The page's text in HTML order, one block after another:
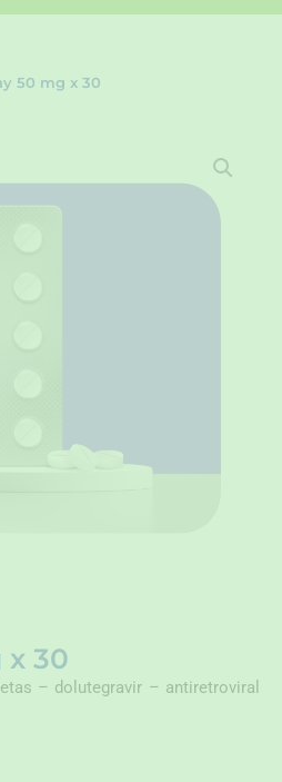
50 mg x 30
x 30
– dolutegravir – antiretroviral